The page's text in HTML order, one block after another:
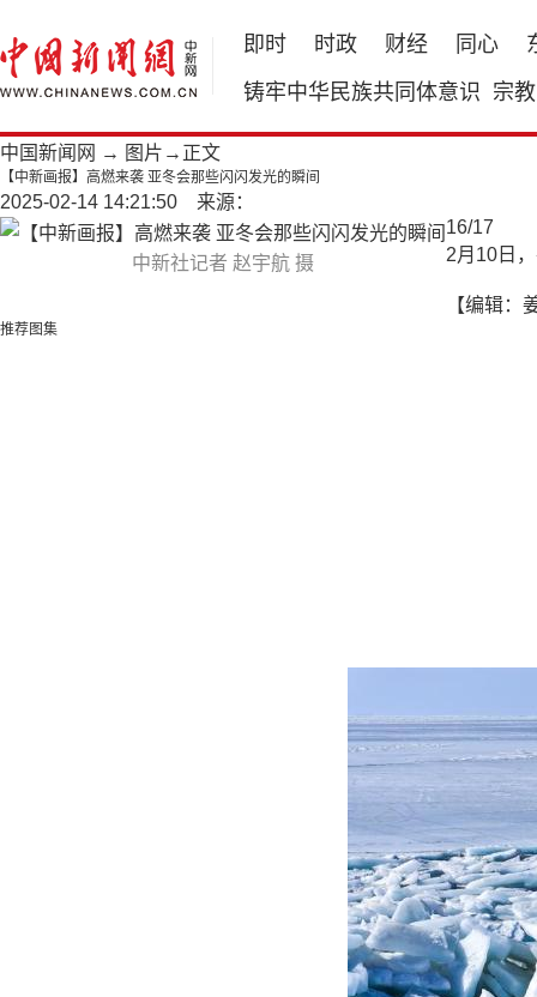
即时 时政 财经 同心
铸牢中华民族共同体意识 宗教
中国新闻网 → 图片 →正文
【中新画报】高燃来袭 亚冬会那些闪闪发光的瞬间
2025-02-14 14:21:50 来源：
中新社记者 赵宇航 摄
16/17
2月10日
【编辑：
推荐图集